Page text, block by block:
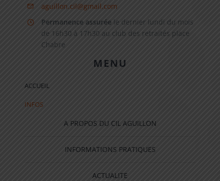
aguillon.cil@gmail.com
Permanence assurée le dernier lundi du mois
de 16h30 à 17h30 au club des retraités place
Chabre
MENU
ACCUEIL
INFOS
A PROPOS DU CIL AGUILLON
INFORMATIONS PRATIQUES
ACTUALITE